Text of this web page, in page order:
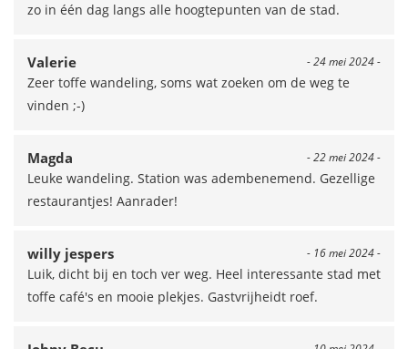
zo in één dag langs alle hoogtepunten van de stad.
- 24 mei 2024 -
Valerie
Zeer toffe wandeling, soms wat zoeken om de weg te
vinden ;-)
- 22 mei 2024 -
Magda
Leuke wandeling. Station was adembenemend. Gezellige
restaurantjes! Aanrader!
- 16 mei 2024 -
willy jespers
Luik, dicht bij en toch ver weg. Heel interessante stad met
toffe café's en mooie plekjes. Gastvrijheidt roef.